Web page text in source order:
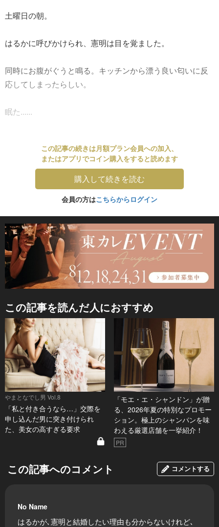
土曜日の朝。
はるかに呼びかけられ、憲明は目を覚ました。
同時にお腹がぐうと鳴る。キッチンから漂う良い匂いに反
応してしまったらしい。
眠た......
この記事の続きは月額プラン会員への加入、
またはアプリでコイン購入をすると読めます
購入して続きを読む
会員の方はこちらからログイン
この記事を読んだ人におすすめ
やまとなでし男 Vol.8
「私と付き合うなら…」交際を
申し込んだ男に突き付けられ
た、美女の高すぎる要求
「モエ・エ・シャンドン」が贈
る、2026年夏の特別なプロモー
ション。極上のシャンパンを味
わえる厳選店舗を一挙紹介！
PR
この記事へのコメント コメントする
No Name
はるかが､憲明と結婚したい理由も分からないけれど､